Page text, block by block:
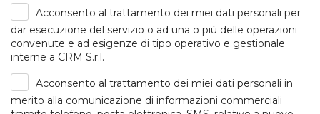
Acconsento al trattamento dei miei dati personali per
dar esecuzione del servizio o ad una o più delle operazioni
convenute e ad esigenze di tipo operativo e gestionale
interne a CRM S.r.l.
Acconsento al trattamento dei miei dati personali in
merito alla comunicazione di informazioni commerciali